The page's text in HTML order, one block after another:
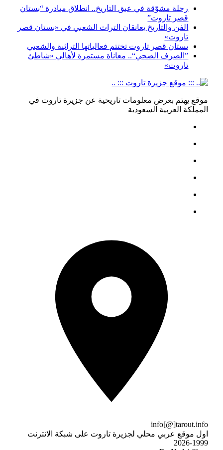
رحلة مشوّقة في عبق التاريخ.. انطلاق مبادرة “بستان
قصر تاروت”
الفن والتاريخ يعانقان التراث الشعبي في «بستان قصر
تاروت»
بستان قصر تاروت تختتم فعالياتها التراثية والشعبي
”الصرف الصحي“.. معاناة مستمرة لأهالي «شاطئ
تاروت»
موقع يهتم بعرض معلومات تاريحية عن جزيرة تاروت في
المملكة العربية السعودية
info[@]tarout.info
اول موقع عربي محلي لجزيرة تاروت على شبكة الانترنت
1999-2026